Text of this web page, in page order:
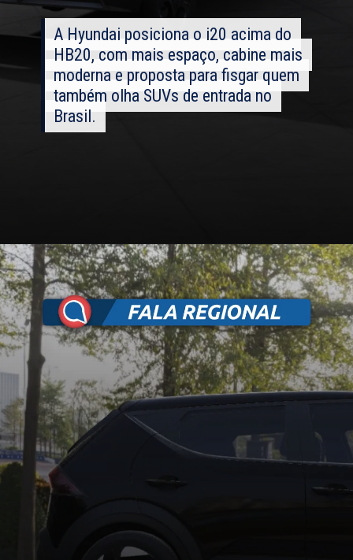
A Hyundai posiciona o i20 acima do
HB20, com mais espaço, cabine mais
moderna e proposta para fisgar quem
também olha SUVs de entrada no
Brasil.
A Hyundai posiciona o i20 acima do
HB20, com mais espaço, cabine mais
moderna e proposta para fisgar quem
também olha SUVs de entrada no
Brasil.